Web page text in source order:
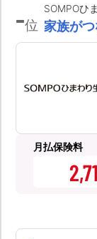
-位
SOMPOひ
家族が
月払保険料